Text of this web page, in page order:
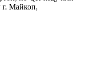
г. Майкоп,